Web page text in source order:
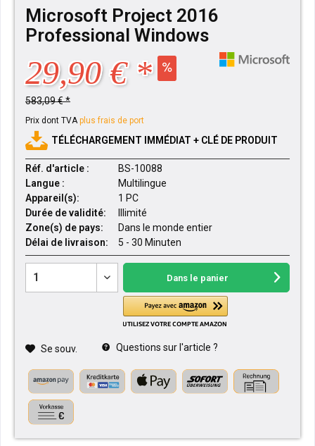
Microsoft Project 2016
Professional Windows
29,90 € *
583,09 € *
Prix dont TVAplus frais de port
TÉLÉCHARGEMENT IMMÉDIAT + CLÉ DE PRODUIT
Réf. d'article :
BS-10088
Langue :
Multilingue
Appareil(s):
1 PC
Durée de validité:
Illimité
Zone(s) de pays:
Dans le monde entier
Délai de livraison:
5 - 30 Minuten
Dans le panier
Se souv. Questions sur l'article ?